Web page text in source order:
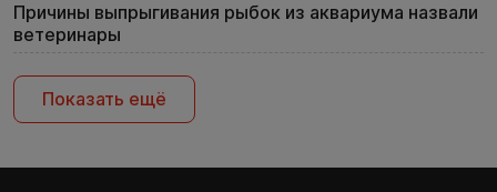
Причины выпрыгивания рыбок из аквариума назвали
ветеринары
Показать ещё